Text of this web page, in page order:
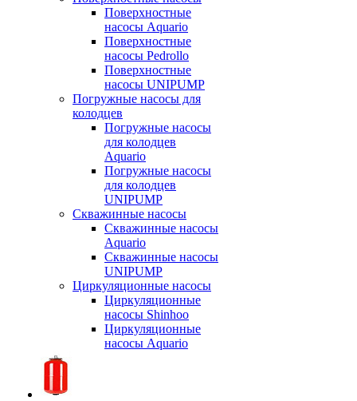
Поверхностные
насосы Aquario
Поверхностные
насосы Pedrollo
Поверхностные
насосы UNIPUMP
Погружные насосы для
колодцев
Погружные насосы
для колодцев
Aquario
Погружные насосы
для колодцев
UNIPUMP
Скважинные насосы
Скважинные насосы
Aquario
Скважинные насосы
UNIPUMP
Циркуляционные насосы
Циркуляционные
насосы Shinhoo
Циркуляционные
насосы Aquario